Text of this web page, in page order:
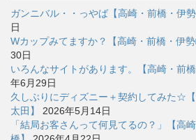
ガンニバル・・っやば【高崎・前橋・伊勢
日
Wカップみてますか？【高崎・前橋・伊勢
30日
いろんなサイトがあります。【高崎・前橋
年6月29日
久しぶりにディズニー＋契約してみた☆
太田】
2026年5月14日
「結局お客さんって何見てるの？」【高